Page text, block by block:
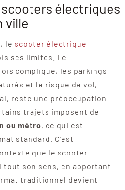
électriques
ville
le scooter électrique
ses limites. Le
compliqué, les parkings
et le risque de vol,
reste une préoccupation
trajets imposent de
ou métro, ce qui est
standard. C’est
que le scooter
son sens, en apportant
traditionnel devient